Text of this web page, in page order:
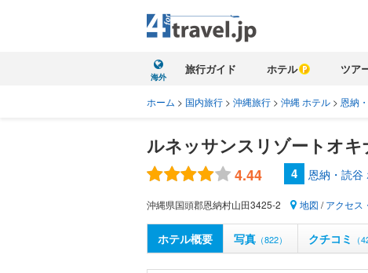
海外
旅行ガイド ホテル ツア
ホーム > 国内旅行 > 沖縄旅行 > 沖縄 ホテル > 恩納
ルネッサンスリゾートオキ
4.44 4 恩納・読谷
沖縄県国頭郡恩納村山田3425-2 地図 /アクセス
ホテル概要 写真 （822） クチコミ （